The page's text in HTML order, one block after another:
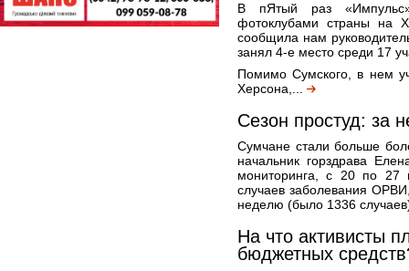
В пЯтый раз
фотоклубами страны на
сообщила нам
занял 4-е место среди 17
Помимо Сумского, в нем
Херсона,...
Сезон простуд: за
Сумчане стали больше
начальник горздрава
мониторинга, с 20 по 27
случаев заболевания
неделю (было 1336
На что активисты
бюджетных